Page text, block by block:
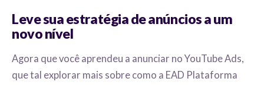
Leve sua estratégia de anúncios a um
novo nível
Agora que você aprendeu a anunciar no YouTube Ads,
que tal explorar mais sobre como a EAD Plataforma